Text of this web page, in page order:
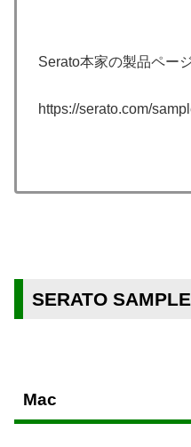
Serato本家の製品ページ
https://serato.com/
SERATO
Mac